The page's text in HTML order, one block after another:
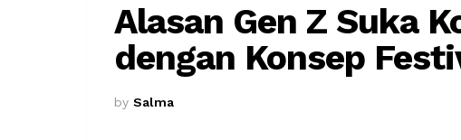
Alasan Gen Z Suka
dengan Konsep
by Salma